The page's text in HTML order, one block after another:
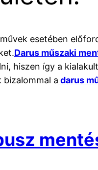
esetében
Darus műszaki
hiszen így a
bizalommal a darus